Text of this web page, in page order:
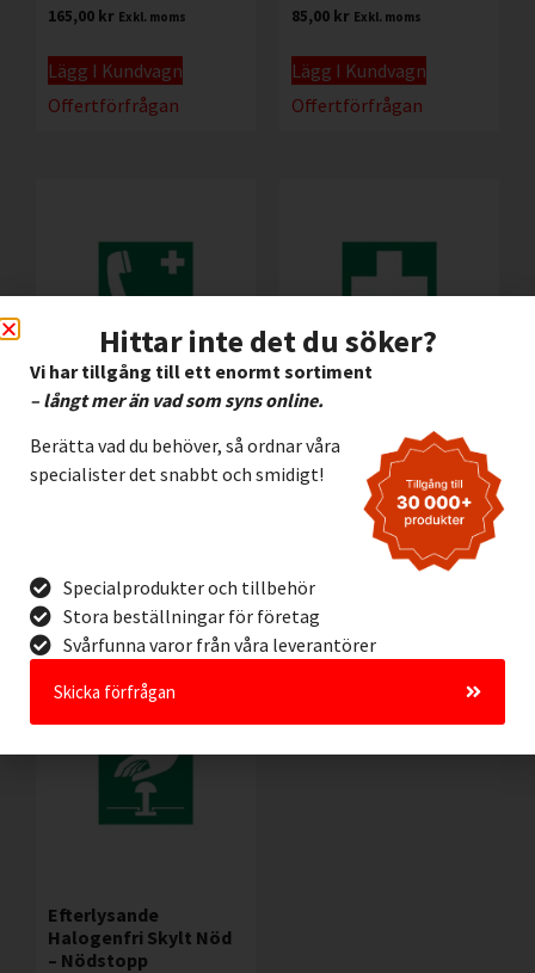
165,00 kr Exkl. moms
Lägg I Kundvagn
Offertförfrågan
85,00 kr Exkl. moms
Lägg I Kundvagn
Offertförfrågan
Halogenfri Skylt Nöd
– Telefon
Offertförfrågan
Efterlysande Alu.skylt
Nöd – Första hjälpen
112,00 Exkl. moms
Lägg I Kundvagn
Offertförfrågan
Efterlysande
Halogenfri Skylt Nöd
– Nödstopp
Hittar inte det du söker?
Vi har tillgång till ett enormt sortiment
– långt mer än vad som syns online.
Berätta vad du behöver, så ordnar våra
specialister det snabbt och smidigt!
Specialprodukter och tillbehör
Stora beställningar för företag
Svårfunna varor från våra leverantörer
Skicka förfrågan